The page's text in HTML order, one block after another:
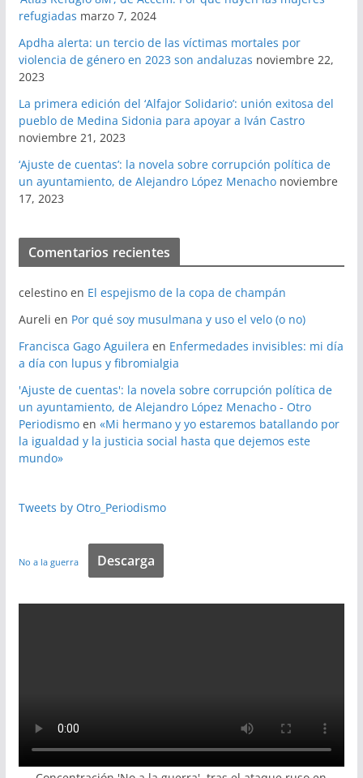
refugiadas marzo 7, 2024
Apdha alerta: un tercio de las víctimas mortales por
violencia de género en 2023 son andaluzas noviembre 22,
2023
La primera edición del ‘Alfajor Solidario’: unión exitosa del
pueblo de Medina Sidonia para apoyar a Iván Castro
noviembre 21, 2023
‘Ajuste de cuentas’: la novela sobre corrupción política de
un ayuntamiento, de Alejandro López Menacho noviembre
17, 2023
Comentarios recientes
celestinoen El espejismo de la copa de champán
Aureli en Por qué soy musulmana y uso el velo (o no)
Francisca Gago Aguilera en Enfermedades invisibles: mi día
a día con lupus y fibromialgia
'Ajuste de cuentas': la novela sobre corrupción política de
un ayuntamiento, de Alejandro López Menacho - Otro
Periodismoen «Mi hermano y yo estaremos batallando por
la igualdad y la justicia social hasta que dejemos este
mundo»
Tweets by Otro_Periodismo
No a la guerra Descarga